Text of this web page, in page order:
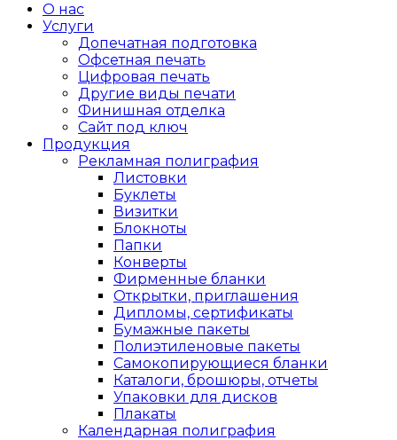
О нас
Услуги
Допечатная подготовка
Офсетная печать
Цифровая печать
Другие виды печати
Финишная отделка
Сайт под ключ
Продукция
Рекламная полиграфия
Листовки
Буклеты
Визитки
Блокноты
Папки
Конверты
Фирменные бланки
Открытки, приглашения
Дипломы, сертификаты
Бумажные пакеты
Полиэтиленовые пакеты
Самокопирующиеся бланки
Каталоги, брошюры, отчеты
Упаковки для дисков
Плакаты
Календарная полиграфия